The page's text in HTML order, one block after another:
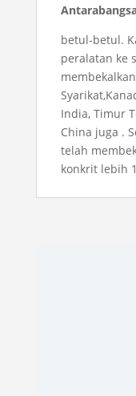
betul-betul.
peralatan ke
India, Timur
China juga .
telah
konkrit lebih